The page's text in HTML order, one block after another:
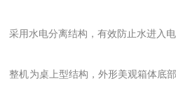
采用水电分离结构，有效防止水进入
整机为桌上型结构，外形美观箱体底